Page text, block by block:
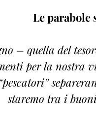
Le parabole
– quella del
per la nostra
staremo tra i